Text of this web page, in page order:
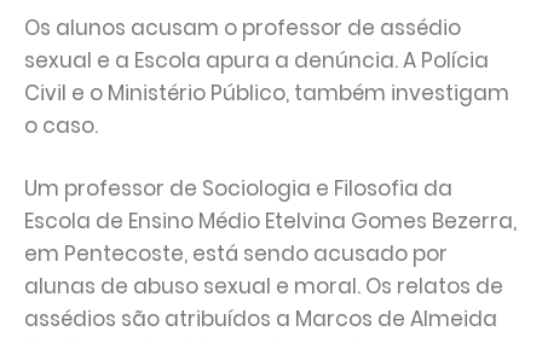
Os alunos acusam o professor de assédio
sexual e a Escola apura a denúncia. A Polícia
Civil e o Ministério Público, também investigam
o caso.
Um professor de Sociologia e Filosofia da
Escola de Ensino Médio Etelvina Gomes Bezerra,
em Pentecoste, está sendo acusado por
alunas de abuso sexual e moral. Os relatos de
assédios são atribuídos a Marcos de Almeida